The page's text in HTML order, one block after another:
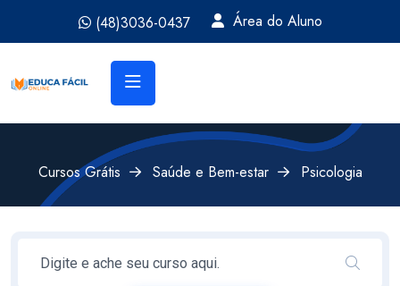
(48)3036-0437 Área do Aluno
Cursos Grátis Saúde e Bem-estar Psicologia